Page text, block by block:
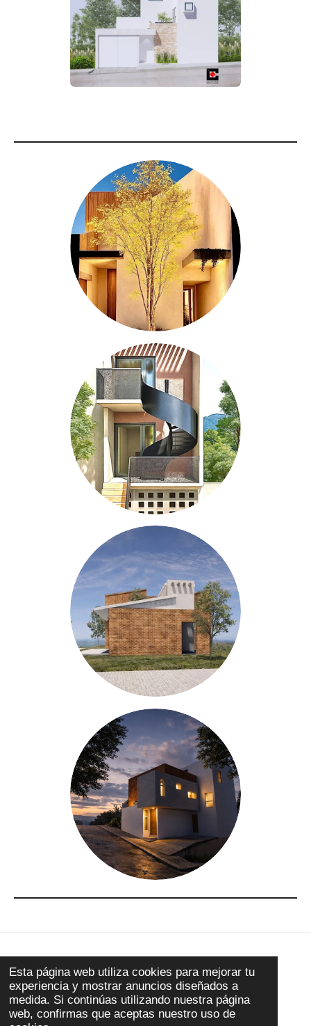
Esta página web utiliza cookies para mejorar tu
experiencia y mostrar anuncios diseñados a
medida. Si continúas utilizando nuestra página
web, confirmas que aceptas nuestro uso de
© 2023 confine Todos los derechos reservados
Con la tecnología deWebador